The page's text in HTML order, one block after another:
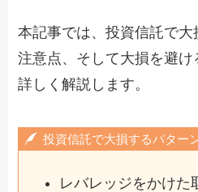
本記事では、投資信託で
注意点、そして大損を避
詳しく解説します。
投資信託で大損するパター
レバレッジをかけた